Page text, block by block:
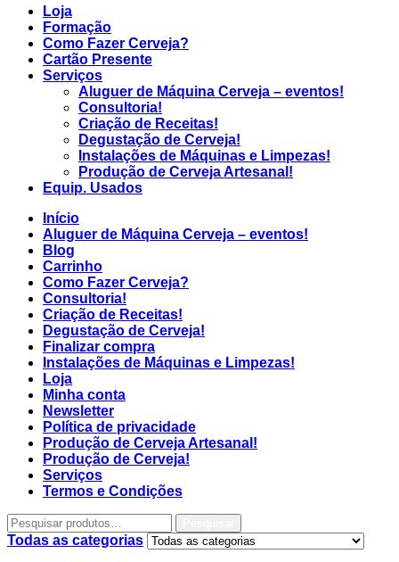
Loja
Formação
Como Fazer Cerveja?
Cartão Presente
Serviços
Aluguer de Máquina Cerveja – eventos!
Consultoria!
Criação de Receitas!
Degustação de Cerveja!
Instalações de Máquinas e Limpezas!
Produção de Cerveja Artesanal!
Equip. Usados
Início
Aluguer de Máquina Cerveja – eventos!
Blog
Carrinho
Como Fazer Cerveja?
Consultoria!
Criação de Receitas!
Degustação de Cerveja!
Finalizar compra
Instalações de Máquinas e Limpezas!
Loja
Minha conta
Newsletter
Política de privacidade
Produção de Cerveja Artesanal!
Produção de Cerveja!
Serviços
Termos e Condições
Todas as categorias